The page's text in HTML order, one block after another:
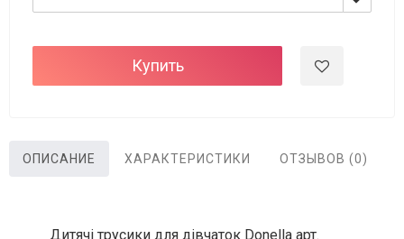
Купить
ОПИСАНИЕ ХАРАКТЕРИСТИКИ ОТЗЫВОВ (0)
Дитячі трусики для дівчаток Donella арт.